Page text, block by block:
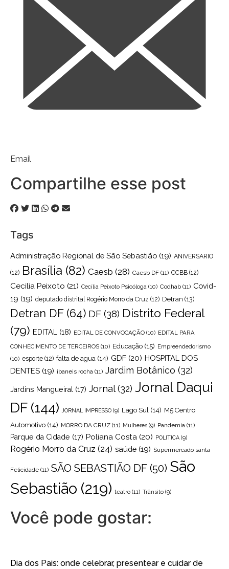
Email
Compartilhe esse post
Tags
Administração Regional de São Sebastião (19) ANIVERSARIO
(12) Brasília (82) Caesb (28) Caesb DF (11) CCBB (12)
Cecilia Peixoto (21) Cecília Peixoto Psicóloga (10) Codhab (11) Covid-
19 (19) deputado distrital Rogério Morro da Cruz (12) Detran (13)
Detran DF(64) DF (38) Distrito Federal
(79) EDITAL (18) EDITAL DE CONVOCAÇÃO (10) EDITAL PARA
CONHECIMENTO DE TERCEIROS (10) Educação (15) Empreendedorismo
(10) esporte (12) falta de agua (14) GDF (20) HOSPITAL DOS
DENTES (19) ibaneis rocha (11) Jardim Botânico (32)
Jardins Mangueiral (17) Jornal(32) Jornal Daqui
DF(144) JORNAL IMPRESSO (9) Lago Sul (14) M5 Centro
Automotivo (14) MORRO DA CRUZ (11) Mulheres (9) Pandemia (11)
Parque da Cidade (17) Poliana Costa (20) POLITICA (9)
Rogério Morro da Cruz (24) saúde (19) Supermercado santa
Felicidade (11) SÃO SEBASTIÃO DF (50) São
Sebastião (219) teatro (11) Trânsito (9)
Você pode gostar:
Dia dos Pais: onde celebrar, presentear e cuidar de